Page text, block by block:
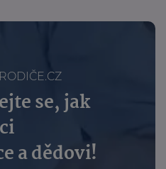
se, jak
a dědovi!